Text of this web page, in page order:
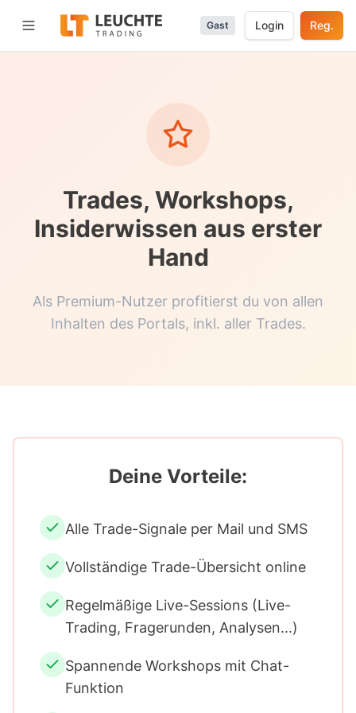
Menü öffnen Gast Login Reg.
Trades, Workshops,
Insiderwissen aus erster
Hand
Als Premium-Nutzer profitierst du von allen
Inhalten des Portals, inkl. aller Trades.
Deine Vorteile:
Alle Trade-Signale per Mail und SMS
Vollständige Trade-Übersicht online
Regelmäßige Live-Sessions (Live-
Trading, Fragerunden, Analysen...)
Spannende Workshops mit Chat-
Funktion